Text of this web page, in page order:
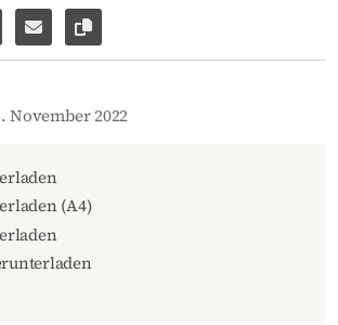
weiterleiten
Facebook Messenger weiterleiten
Per E-Mail versenden
Link zur Seite kopieren
November 2022
(A4)